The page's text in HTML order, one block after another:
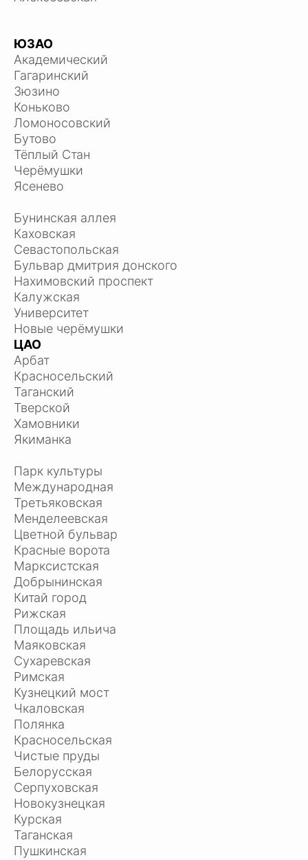
ЮЗАО
Академический
Гагаринский
Зюзино
Коньково
Ломоносовский
Бутово
Тёплый Стан
Черёмушки
Ясенево
Бунинская аллея
Каховская
Севастопольская
Бульвар дмитрия донского
Нахимовский проспект
Калужская
Университет
Новые черёмушки
ЦАО
Арбат
Красносельский
Таганский
Тверской
Хамовники
Якиманка
Парк культуры
Международная
Третьяковская
Менделеевская
Цветной бульвар
Красные ворота
Марксистская
Добрынинская
Китай город
Рижская
Площадь ильича
Маяковская
Сухаревская
Римская
Кузнецкий мост
Чкаловская
Полянка
Красносельская
Чистые пруды
Белорусская
Серпуховская
Новокузнецкая
Курская
Таганская
Пушкинская